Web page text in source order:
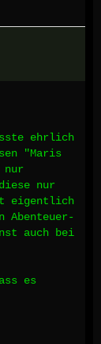
ehrlich
"Maris
nur
eigentlich
Abenteuer-
auch bei
es